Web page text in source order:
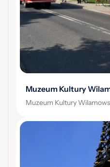
Muzeum Kultury
Muzeum Kultury